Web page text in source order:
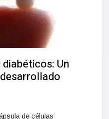
Un
de células